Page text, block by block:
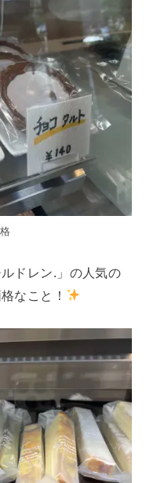
ドレン.」の人気の
なこと！